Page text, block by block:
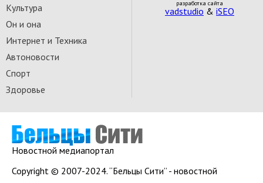
Культура
Он и она
Интернет и Техника
Автоновости
Спорт
Здоровье
разработка сайта
vadstudio & iSEO
Новостной медиапортал
Copyright © 2007-2024. “Бельцы Сити” - новостной